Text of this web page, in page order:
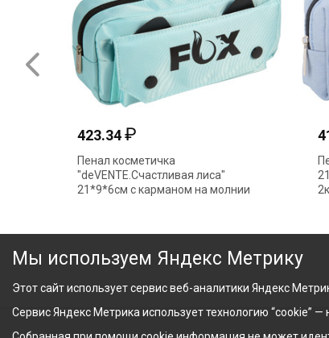
423.34₽
Пенал косметичка
"deVENTE.Счастливая лиса"
21*9*6см с карманом на молнии
418.48
Пенал
Мы используем Яндекс Метрику
Этот сайт использует сервис веб-аналитики Яндекс
Сервис Яндекс Метрика использует технологию “cookie”